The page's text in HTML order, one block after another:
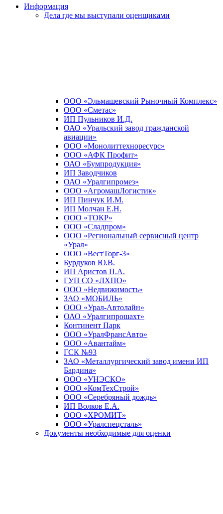
Информация
Дела где мы выступали оценщиками
ООО «Эльмашевский Рыночный Комплекс»
ООО «Сметас»
ИП Пульников И.Д.
ОАО «Уральский завод гражданской
авиации»
ООО «Монолиттехноресурс»
ООО «АФК Профит»
ОАО «Бумпродукция»
ИП Заводчиков
ОАО «Уралгипромез»
ООО «АгромашЛогистик»
ИП Пинчук И.М.
ИП Молчан Е.Н.
ООО «ТОКР»
ООО «Сладпром»
ООО «Региональный сервисный центр
«Урал»
ООО «ВестТорг-3»
Бурдуков Ю.В.
ИП Аристов П.А.
ГУП СО «ЛХПО»
ООО «Недвижимость»
ЗАО «МОБИЛЬ»
ООО «Урал-Автолайн»
ОАО «Уралгипрошахт»
Континент Парк
ООО «УралФрансАвто»
ООО «Авантайм»
ГСК №93
ЗАО «Металлургический завод имени ИП
Бардина»
ООО «УНЭСКО»
ООО «КомТехСтрой»
ООО «Серебряный дождь»
ИП Волков Е.А.
ООО «ХРОМИТ»
ООО «Уралспецсталь»
Документы необходимые для оценки